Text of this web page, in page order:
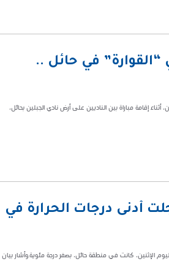
“القوارة” في حائل ..
إقامة مباراة بين الناديين على أرض نادي الجبلين بحائل،
أدنى درجات الحرارة في
اليوم ‏الإثنين، كانت في منطقة حائل، بصفر درجة مئوية.‏وأشار بيان